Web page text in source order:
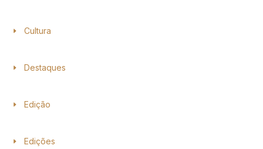
Cultura
Destaques
Edição
Edições